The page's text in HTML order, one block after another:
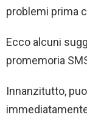
problemi prima
Ecco alcuni
promemoria
Innanzitutto,